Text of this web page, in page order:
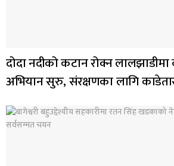
दोदा नदीको कटान रोक्न लालझाडीमा
अभियान सुरु, संरक्षणका लागि